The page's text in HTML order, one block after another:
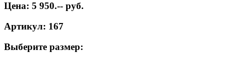
Цена: 5 950.-- руб.
Артикул: 167
Выберите размер: